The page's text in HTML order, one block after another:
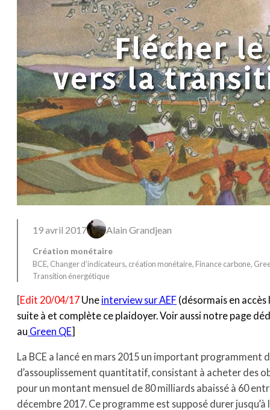
19 avril 2017 Alain Grandjean
Création monétaire
BCE, Changer d’indicateurs, création monétaire, Finance carbone,
Transition énergétique
[Edit 20/04/17 Une interview sur AEF (désormais en
suite à et complète ce plaidoyer. Voir aussi notre page
au Green QE]
La BCE a lancé en mars 2015 un important programment
d’assouplissement quantitatif, consistant à acheter des
pour un montant mensuel de 80 milliards abaissé à 60
décembre 2017. Ce programme est supposé durer jusqu’à